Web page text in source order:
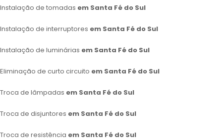
Instalação de tomadas em Santa Fé do Sul
Instalação de interruptores em Santa Fé do Sul
Instalação de luminárias em Santa Fé do Sul
Eliminação de curto circuito em Santa Fé do Sul
Troca de lâmpadas em Santa Fé do Sul
Troca de disjuntores em Santa Fé do Sul
Troca de resistência em Santa Fé do Sul